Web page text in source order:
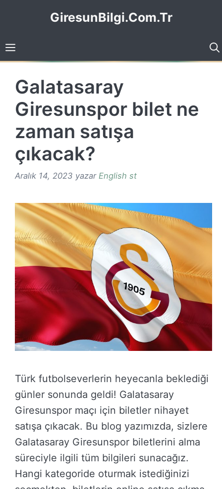
GiresunBilgi.Com.Tr
Galatasaray
Giresunspor bilet ne
zaman satışa
çıkacak?
Aralık 14, 2023 yazar English st
Türk futbolseverlerin heyecanla beklediği
günler sonunda geldi! Galatasaray
Giresunspor maçı için biletler nihayet
satışa çıkacak. Bu blog yazımızda, sizlere
Galatasaray Giresunspor biletlerini alma
süreciyle ilgili tüm bilgileri sunacağız.
Hangi kategoride oturmak istediğinizi